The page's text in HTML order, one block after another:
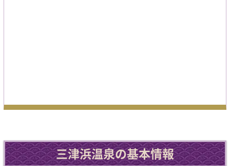
三津浜温泉の基本情報